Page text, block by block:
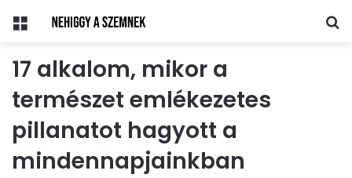
Menü
17 alkalom, mikor a
természet emlékezetes
pillanatot hagyott a
mindennapjainkban